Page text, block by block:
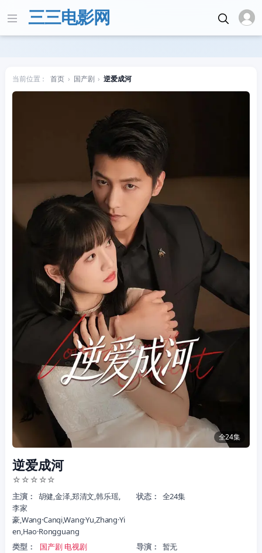
三三电影网
当前位置： 首页 › 国产剧 › 逆爱成河
全24集
逆爱成河
☆ ☆ ☆ ☆☆
主演：
胡健,金泽,郑清文,韩乐瑶,
李家
豪,Wang·Canqi,Wang·Yu,Zhang·Yi
en,Hao·Rongguang
状态： 全24集
类型： 国产剧 电视剧 导演：
暂无